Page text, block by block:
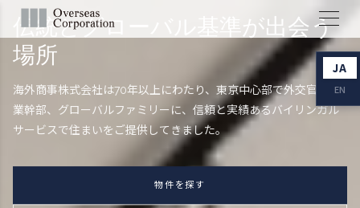
JA
EN
伝統とグローバル基準が出会う
場所
海外商事株式会社は70年以上にわたり、東京中心部で外交官、企
業幹部、グローバルファミリーに、信頼と実績あるバイリンガル
サービスで住まいをご提供してきました。
物件を探す